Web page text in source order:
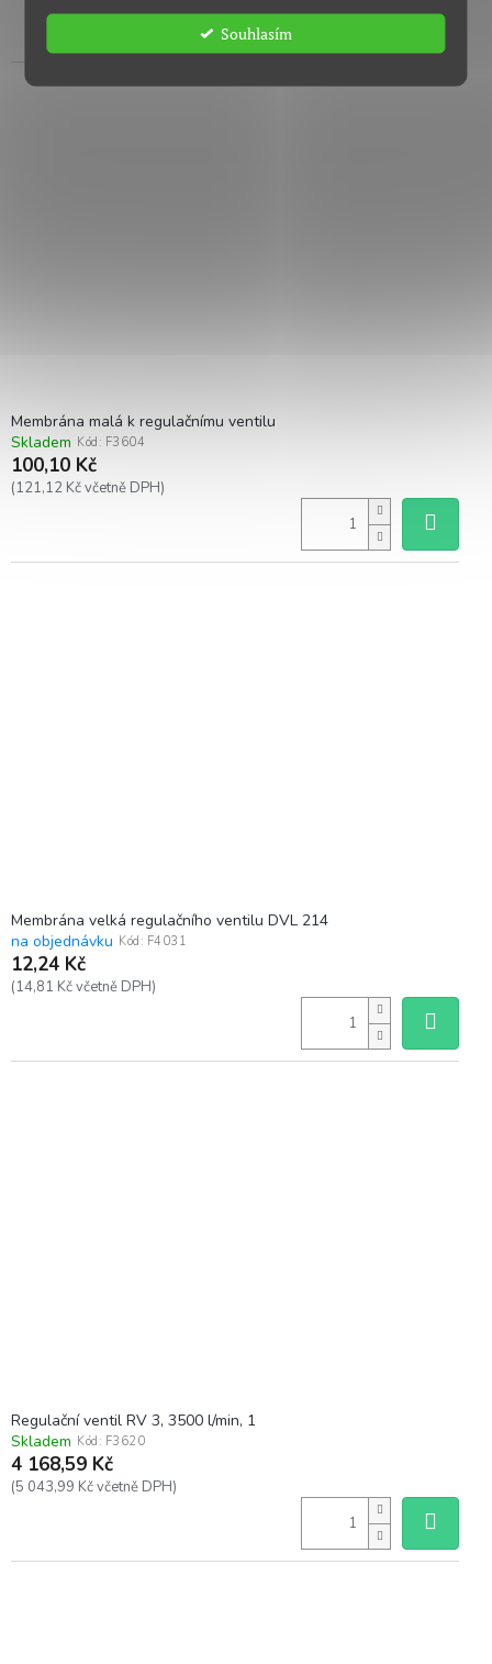
Souhlasím
Membrána malá k regulačnímu ventilu
Skladem Kód: F3604
100,10 Kč
(121,12 Kč včetně DPH)
Membrána velká regulačního ventilu DVL 214
na objednávku Kód: F4031
12,24 Kč
(14,81 Kč včetně DPH)
Regulační ventil RV 3, 3500 l/min, 1
Skladem Kód: F3620
4 168,59 Kč
(5 043,99 Kč včetně DPH)